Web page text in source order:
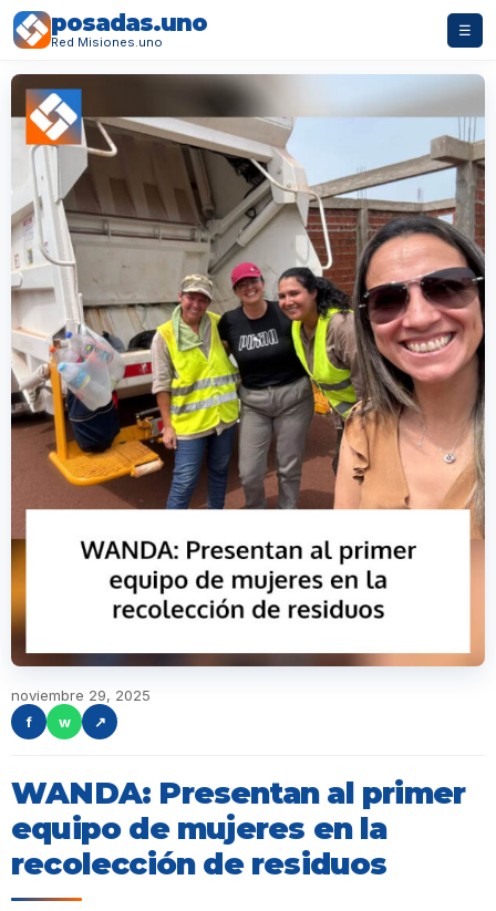
posadas.uno
Red Misiones.uno
☰
noviembre 29, 2025
f
w ↗
WANDA: Presentan al primer
equipo de mujeres en la
recolección de residuos